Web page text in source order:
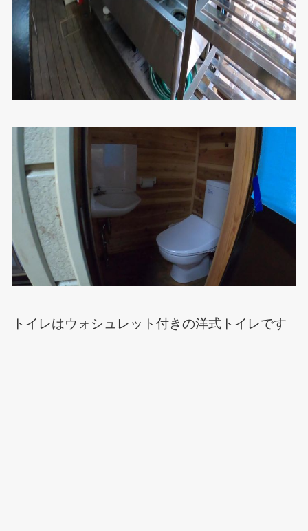
トイレはウォシュレット付きの洋式トイレです